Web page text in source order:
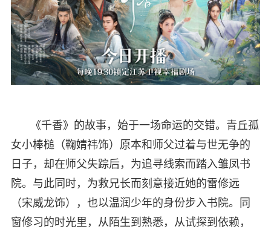
《千香》的故事，始于一场命运的交错。青丘孤
女小棒槌（鞠婧祎饰）原本和师父过着与世无争的
日子，却在师父失踪后，为追寻线索而踏入雏凤书
院。与此同时，为救兄长而刻意接近她的雷修远
（宋威龙饰），也以温润少年的身份步入书院。同
窗修习的时光里，从陌生到熟悉，从试探到依赖，